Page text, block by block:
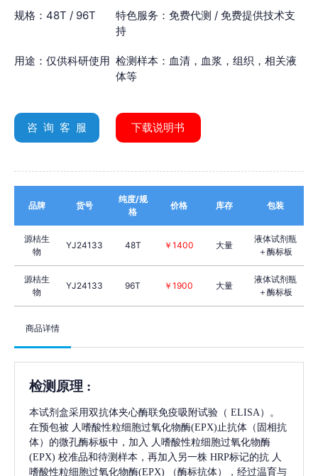
规格：48T / 96T
特色服务：免费代测 / 免费提供技术支
持
用途：仅供科研使用 检测样本：血清，血浆，组织，相关液
体等
咨 询 客 服 下载说明书
品牌 货号
纯度/规
格
价格 库存 包装
源桔生
物
YJ24133 48T ￥1400 大量
液体试剂瓶
＋酶标板
源桔生
物
YJ24133 96T ￥1900 大量
液体试剂瓶
＋酶标板
商品详情
检测原理 :
本试剂盒采用双抗体夹心酶联免疫吸附试验（ ELISA）。
在预包被 人嗜酸性粒细胞过氧化物酶(EPX) 止抗体（固相抗
体）的微孔酶标板中，加入
人嗜酸性粒细胞过氧化物酶
(EPX) 校准品和待测样本，再加入另一株 HRP标记的抗 人
嗜酸性粒细胞过氧化物酶(EPX)
（酶标抗体），经过温育与